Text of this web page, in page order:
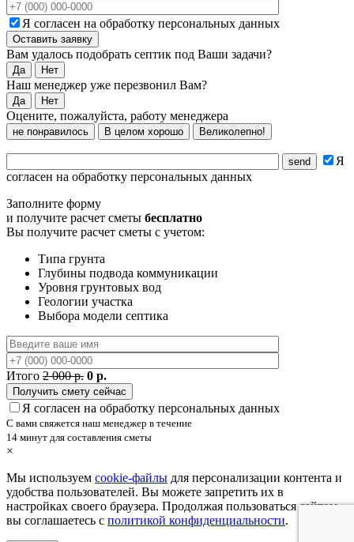
Я согласен на обработку персональных данных
Вам удалось подобрать септик под Ваши задачи?
Да Нет
Наш менеджер уже перезвонил Вам?
Да Нет
Оцените, пожалуйста, работу менеджера
не понравилось В целом хорошо Великолепно!
Я
согласен на обработку персональных данных
Заполните форму
и получите расчет сметы бесплатно
Вы получите расчет сметы с учетом:
Типа грунта
Глубины подвода коммуникации
Уровня грунтовых вод
Геологии участка
Выбора модели септика
Итого 2 000 р. 0 р.
Я согласен на обработку персональных данных
С вами свяжется наш менеджер в течение
14 минут для составления сметы
×
Мы используем cookie-файлы для персонализации контента и
удобства пользователей. Вы можете запретить их в
настройках своего браузера. Продолжая пользоваться сайтом,
вы соглашаетесь с политикой конфиденциальности.